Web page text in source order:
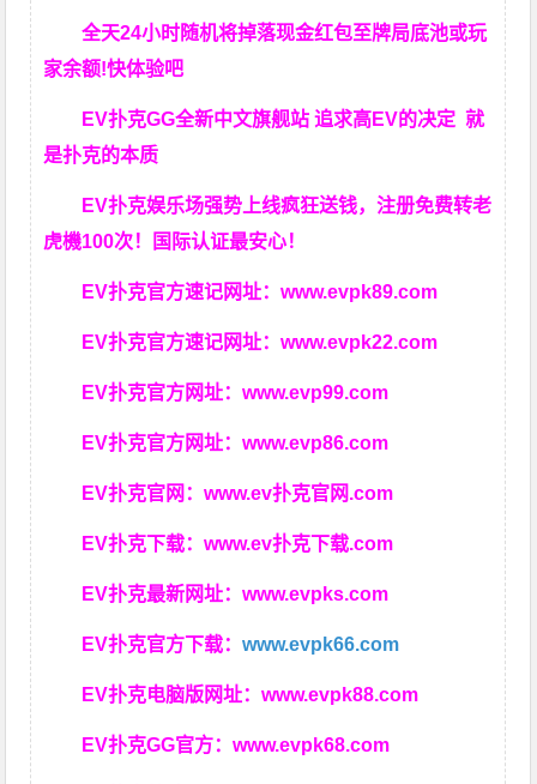
全天24小时随机将掉落现金红包至牌局底池或玩
家余额!快体验吧
EV扑克GG全新中文旗舰站 追求高EV的决定就
是扑克的本质
EV扑克娱乐场强势上线疯狂送钱，注册免费转老
虎機100次！国际认证最安心！
EV扑克官方速记网址：www.evpk89.com
EV扑克官方速记网址：www.evpk22.com
EV扑克官方网址：www.evp99.com
EV扑克官方网址：www.evp86.com
EV扑克官网：www.ev扑克官网.com
EV扑克下载：www.ev扑克下载.com
EV扑克最新网址：www.evpks.com
EV扑克官方下载：www.evpk66.com
EV扑克电脑版网址：www.evpk88.com
EV扑克GG官方：www.evpk68.com